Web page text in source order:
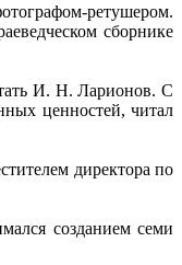
ретушером.
сборнике
И. Н. Ларионов. С
ценностей, читал
директора по
созданием семи